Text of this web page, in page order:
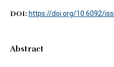
DOI: https://doi.org/10.6092/
Abstract